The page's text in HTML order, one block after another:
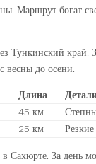
Маршрут богат
Тункинский
весны до осени.
Длина
45 км
25 км
Сахюрте. За день